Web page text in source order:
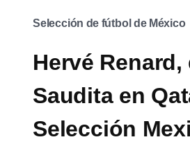
Selección de fútbol de México
Hervé
Saudita en
Selección